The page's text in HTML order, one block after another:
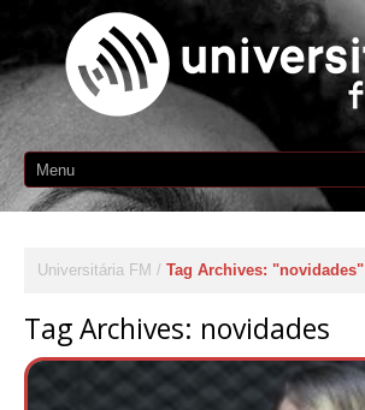
Universitária FM Tag Archives: "novidades"
Tag Archives: novidades